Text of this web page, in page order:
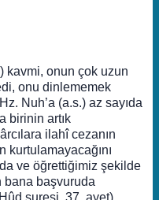
kavmi, onun çok uzun
onu dinlememek
Nuh’a (a.s.) az sayıda
birinin artık
ilahî cezanın
ve öğrettiğimiz şekilde
bana başvuruda
suresi, 37. ayet)